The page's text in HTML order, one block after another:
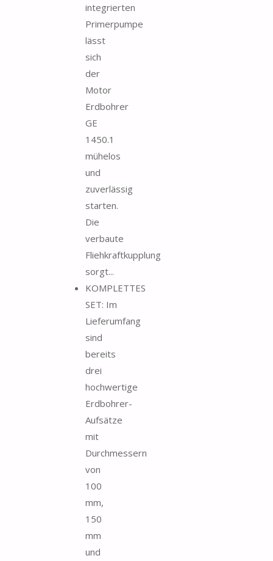
integrierten
Primerpumpe
lässt
sich
der
Motor
Erdbohrer
GE
1450.1
mühelos
und
zuverlässig
starten.
Die
verbaute
Fliehkraftkupplung
sorgt...
KOMPLETTES
SET: Im
Lieferumfang
sind
bereits
drei
hochwertige
Erdbohrer-
Aufsätze
mit
Durchmessern
von
100
mm,
150
mm
und